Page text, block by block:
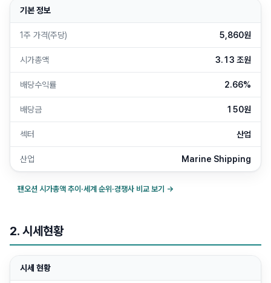
기본 정보
1주 가격(주당) 5,860원
시가총액 3.13 조원
배당수익률 2.66%
배당금 150원
섹터 산업
산업 Marine Shipping
팬오션 시가총액 추이·세계 순위·경쟁사 비교 보기 →
2. 시세현황
시세 현황